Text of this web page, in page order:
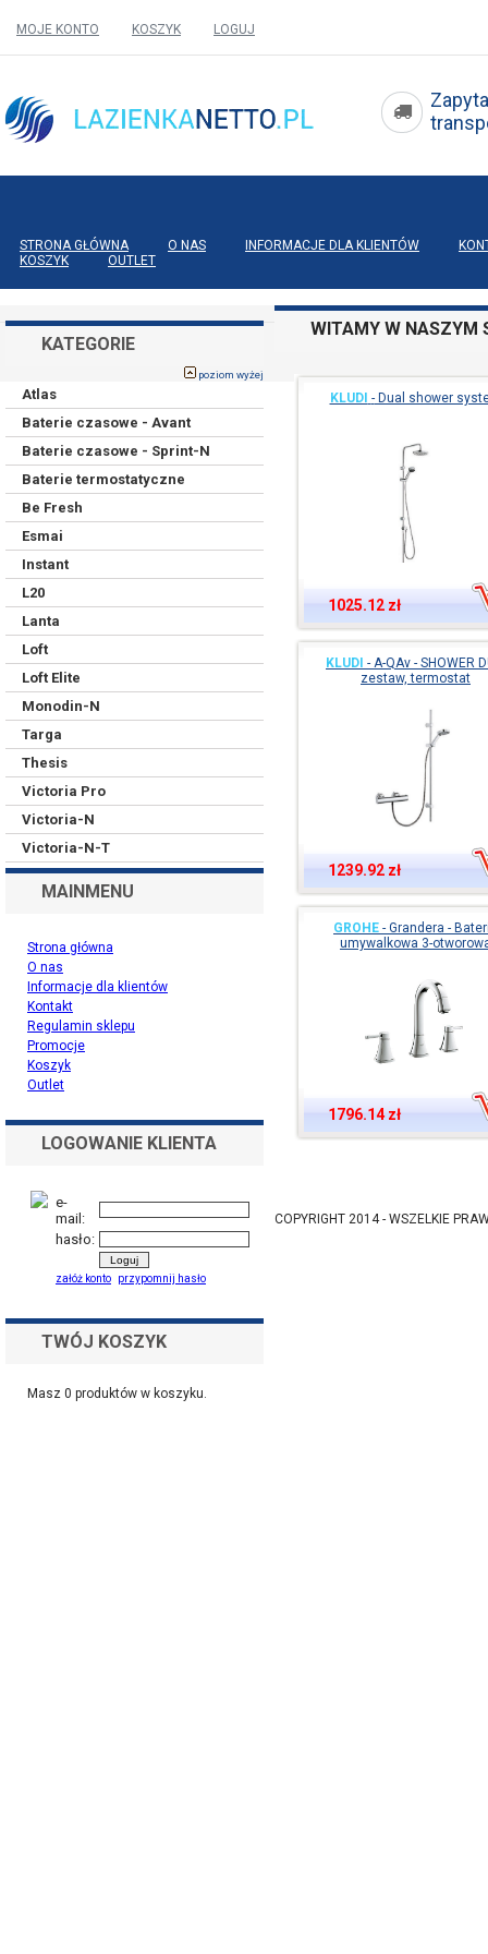
MOJE KONTO KOSZYK LOGUJ
STRONA GŁÓWNA O NAS INFORMACJE DLA KLIENTÓW
KOSZYK
OUTLET
KATEGORIE
poziom wyżej
Atlas
Baterie czasowe - Avant
Baterie czasowe - Sprint-N
Baterie termostatyczne
Be Fresh
Esmai
Instant
L20
Lanta
Loft
Loft Elite
Monodin-N
Targa
Thesis
Victoria Pro
Victoria-N
Victoria-N-T
MAINMENU
Strona główna
O nas
Informacje dla klientów
Kontakt
Regulamin sklepu
Promocje
Koszyk
Outlet
LOGOWANIE KLIENTA
e-
mail:
hasło:
załóż konto przypomnij hasło
TWÓJ KOSZYK
Masz 0 produktów w koszyku.
WITAMY W NASZYM
KLUDI -Dual shower
1025.12 zł
KLUDI - A-QAv - SHOWER
zestaw, termostat
1239.92 zł
GROHE - Grandera -
umywalkowa 3-
1796.14 zł
COPYRIGHT 2014 - WSZELKIE